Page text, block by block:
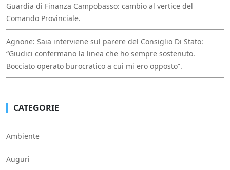
Guardia di Finanza Campobasso: cambio al vertice del
Comando Provinciale.
Agnone: Saia interviene sul parere del Consiglio Di Stato:
“Giudici confermano la linea che ho sempre sostenuto.
Bocciato operato burocratico a cui mi ero opposto”.
CATEGORIE
Ambiente
Auguri